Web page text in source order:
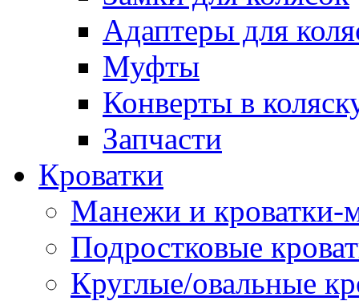
Адаптеры для
Муфты
Конверты в
Запчасти
Кроватки
Манежи и кроватки-
Подростковые
Круглые/овальные